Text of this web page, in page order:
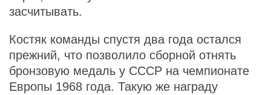
засчитывать.
Костяк команды спустя два года остался
прежний, что позволило сборной отнять
бронзовую медаль у СССР на чемпионате
Европы 1968 года. Такую же награду